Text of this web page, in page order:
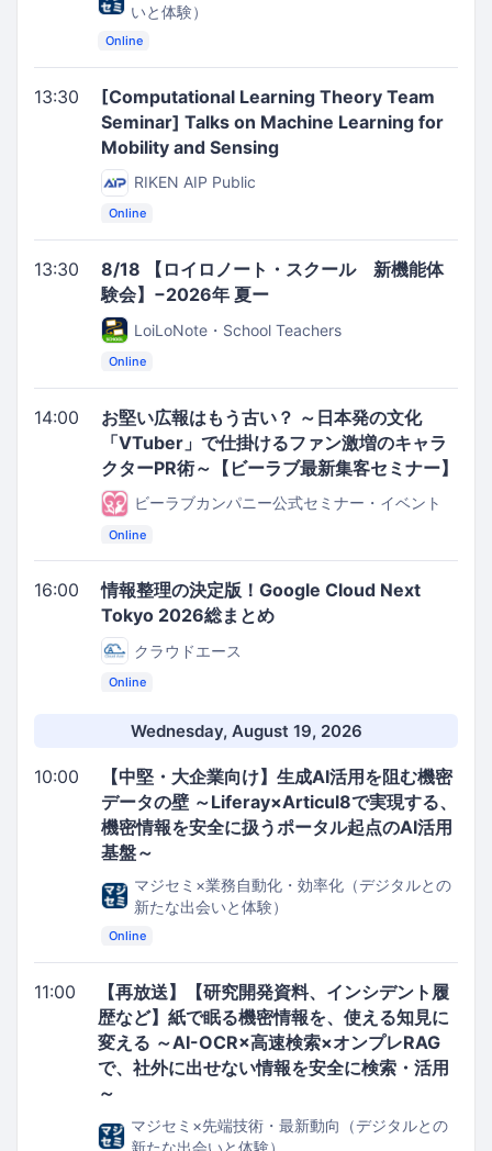
いと体験）
Online
13:30
[Computational Learning Theory Team
Seminar] Talks on Machine Learning for
Mobility and Sensing
RIKEN AIP Public
Online
13:30
8/18 【ロイロノート・スクール 新機能体
験会】−2026年 夏ー
LoiLoNote・School Teachers
Online
14:00
お堅い広報はもう古い？ ～日本発の文化
「VTuber」で仕掛けるファン激増のキャラ
クターPR術～【ビーラブ最新集客セミナー】
ビーラブカンパニー公式セミナー・イベント
Online
16:00
情報整理の決定版！Google Cloud Next
Tokyo 2026総まとめ
クラウドエース
Online
Wednesday, August 19, 2026
10:00
【中堅・大企業向け】生成AI活用を阻む機密
データの壁 ～Liferay×Articul8で実現する、
機密情報を安全に扱うポータル起点のAI活用
基盤～
マジセミ×業務自動化・効率化（デジタルとの
新たな出会いと体験）
Online
11:00
【再放送】【研究開発資料、インシデント履
歴など】紙で眠る機密情報を、使える知見に
変える ～AI-OCR×高速検索×オンプレRAG
で、社外に出せない情報を安全に検索・活用
～
マジセミ×先端技術・最新動向（デジタルとの
新たな出会いと体験）